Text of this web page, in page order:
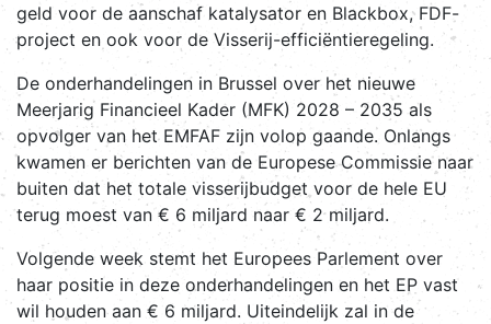
geld voor de aanschaf katalysator en Blackbox, FDF-
project en ook voor de Visserij-efficiëntieregeling.
De onderhandelingen in Brussel over het nieuwe
Meerjarig Financieel Kader (MFK) 2028 – 2035 als
opvolger van het EMFAF zijn volop gaande. Onlangs
kwamen er berichten van de Europese Commissie naar
buiten dat het totale visserijbudget voor de hele EU
terug moest van € 6 miljard naar € 2 miljard.
Volgende week stemt het Europees Parlement over
haar positie in deze onderhandelingen en het EP vast
wil houden aan € 6 miljard. Uiteindelijk zal in de